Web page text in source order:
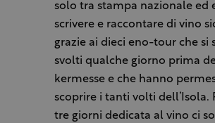
solo tra stampa nazionale ed
scrivere e raccontare di vino
grazie ai dieci eno-tour che si
svolti qualche giorno prima
kermesse e che hanno
scoprire i tanti volti dell’Isola.
tre giorni dedicata al vino ci